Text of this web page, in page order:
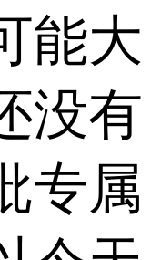
能大
没有
专属